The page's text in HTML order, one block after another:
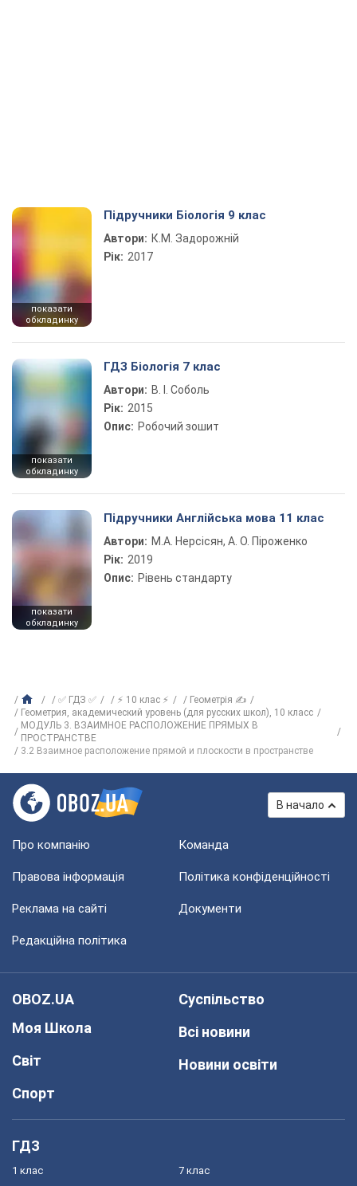
показати
обкладинку
Підручники Біологія 9 клас
Автори: К.М. Задорожній
Рік: 2017
показати
обкладинку
ГДЗ Біологія 7 клас
Автори: В. І. Соболь
Рік: 2015
Опис: Робочий зошит
показати
обкладинку
Підручники Англійська мова 11 клас
Автори: М.А. Нерсісян, А. О. Піроженко
Рік: 2019
Опис: Рівень стандарту
✅ ГДЗ ✅ ⚡ 10 клас ⚡
Геометрія ✍
Геометрия, академический уровень (для русских школ), 10 класс
МОДУЛЬ 3. ВЗАИМНОЕ РАСПОЛОЖЕНИЕ ПРЯМЫХ В
ПРОСТРАНСТВЕ
3.2 Взаимное расположение прямой и плоскости в пространстве
В начало
Про компанію Команда
Правова інформація Політика конфіденційності
Реклама на сайті Документи
Редакційна політика
OBOZ.UA
Моя Школа
Світ
Спорт
Суспільство
Всі новини
Новини освіти
ГДЗ
1 клас 7 клас